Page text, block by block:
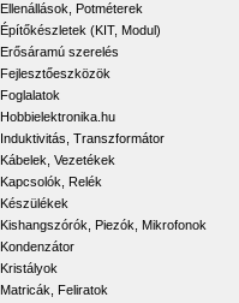
Ellenállások, Potméterek
Építőkészletek (KIT, Modul)
Erősáramú szerelés
Fejlesztőeszközök
Foglalatok
Hobbielektronika.hu
Induktivitás, Transzformátor
Kábelek, Vezetékek
Kapcsolók, Relék
Készülékek
Kishangszórók, Piezók, Mikrofonok
Kondenzátor
Kristályok
Matricák, Feliratok